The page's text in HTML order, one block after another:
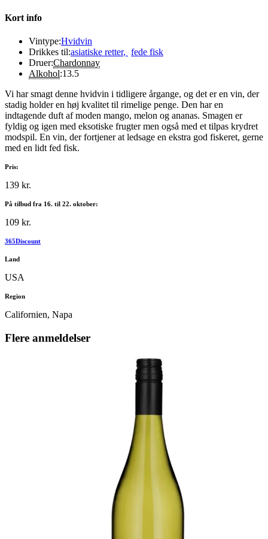
Kort info
Vintype:Hvidvin
Drikkes til:asiatiske retter, fede fisk
Druer:Chardonnay
Alkohol:13.5
Vi har smagt denne hvidvin i tidligere årgange, og det er en vin, der
stadig holder en høj kvalitet til rimelige penge. Den har en
indtagende duft af moden mango, melon og ananas. Smagen er
fyldig og igen med eksotiske frugter men også med et tilpas krydret
modspil. En vin, der fortjener at ledsage en ekstra god fiskeret, gerne
med en lidt fed fisk.
Pris:
139 kr.
På tilbud fra 16. til 22. oktober:
109 kr.
365Discount
Land
USA
Region
Californien, Napa
Flere anmeldelser